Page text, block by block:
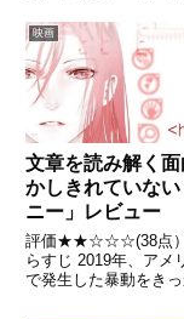
告白の“練習"相手だと
う。引用 - Wikipedia
映画
文章を読み解く
かしきれていな
ニー」レビュー
評価★★☆☆☆(38点）
らすじ 2019年、アメ
で発生した暴動をき